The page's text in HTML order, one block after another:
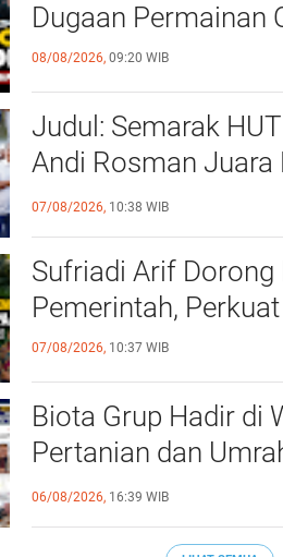
Dugaan Permainan
08/08/2026, 09:20 WIB
Judul: Semarak
Andi Rosman
Pererat
07/08/2026, 10:38 WIB
Sufriadi Arif Dorong
Pemerintah,
07/08/2026, 10:37 WIB
Biota Grup Hadir di
Pertanian dan
Berhadiah DP Umrah
06/08/2026, 16:39 WIB